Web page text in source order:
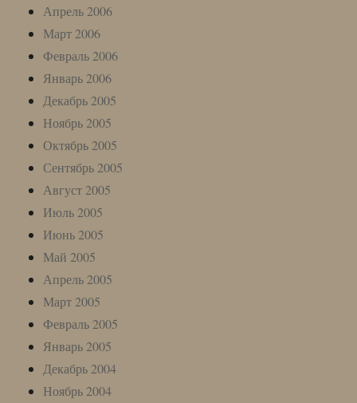
Апрель 2006
Март 2006
Февраль 2006
Январь 2006
Декабрь 2005
Ноябрь 2005
Октябрь 2005
Сентябрь 2005
Август 2005
Июль 2005
Июнь 2005
Май 2005
Апрель 2005
Март 2005
Февраль 2005
Январь 2005
Декабрь 2004
Ноябрь 2004